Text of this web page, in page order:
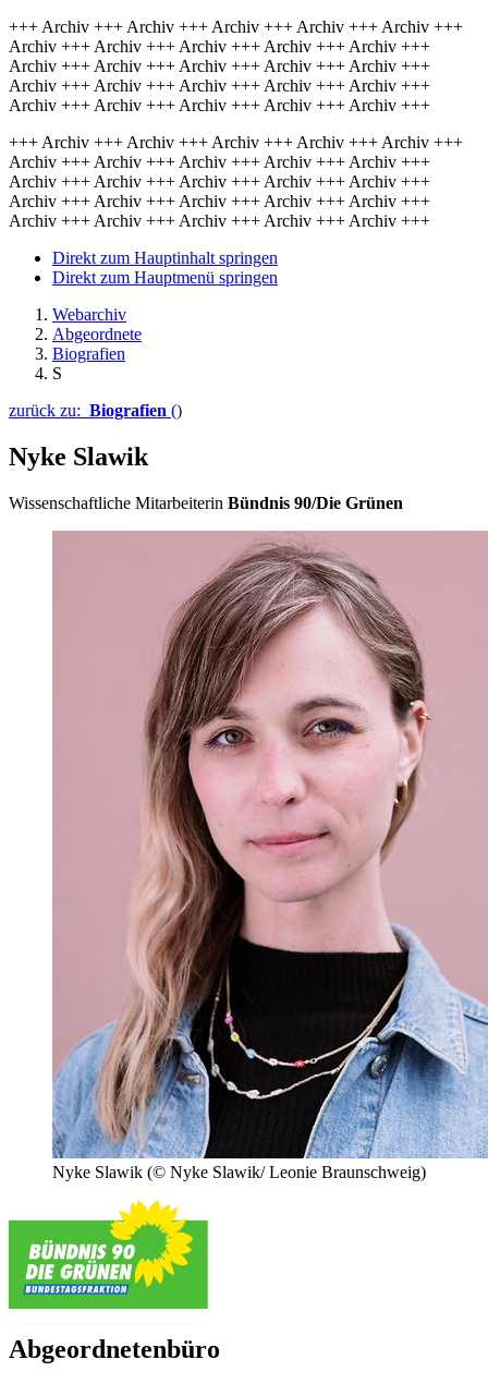
+++ Archiv +++ Archiv +++ Archiv +++ Archiv +++ Archiv +++
Archiv +++ Archiv +++ Archiv +++ Archiv +++ Archiv +++
Archiv +++ Archiv +++ Archiv +++ Archiv +++ Archiv +++
Archiv +++ Archiv +++ Archiv +++ Archiv +++ Archiv +++
Archiv +++ Archiv +++ Archiv +++ Archiv +++ Archiv +++
+++ Archiv +++ Archiv +++ Archiv +++ Archiv +++ Archiv +++
Archiv +++ Archiv +++ Archiv +++ Archiv +++ Archiv +++
Archiv +++ Archiv +++ Archiv +++ Archiv +++ Archiv +++
Archiv +++ Archiv +++ Archiv +++ Archiv +++ Archiv +++
Archiv +++ Archiv +++ Archiv +++ Archiv +++ Archiv +++
Direkt zum Hauptinhalt springen
Direkt zum Hauptmenü springen
Webarchiv
Abgeordnete
Biografien
S
zurück zu: Biografien ()
Nyke Slawik
Wissenschaftliche Mitarbeiterin Bündnis 90/Die Grünen
Nyke Slawik (© Nyke Slawik/ Leonie Braunschweig)
Abgeordnetenbüro